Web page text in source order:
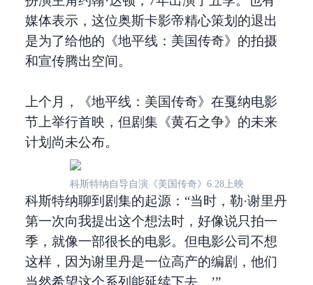
媒体表示，这位奥斯卡影帝精心策划的退出
是为了给他的《地平线：美国传奇》的拍摄
和宣传腾出空间。
上个月，《地平线：美国传奇》在戛纳电影
节上举行首映，但剧集《黄石之争》的未来
计划尚未公布。
科斯特纳自导自演《美国传奇》6.28上映
科斯特纳聊到剧集的起源：“当时，勒·谢里丹
第一次向我提出这个想法时，好像说只拍一
季，就像一部很长的电影。但电影公司不想
这样，因为谢里丹是一位高产的编剧，他们